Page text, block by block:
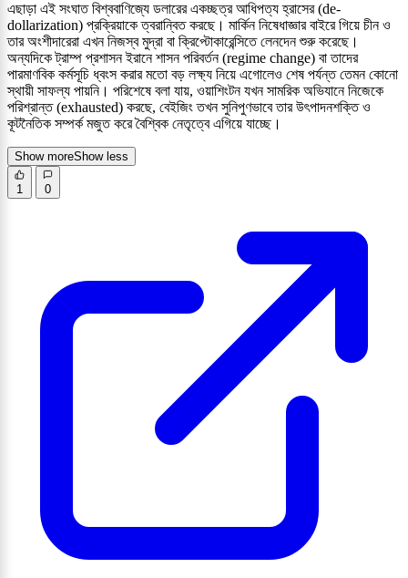
এছাড়া এই সংঘাত বিশ্ববাণিজ্যে ডলারের একচ্ছত্র আধিপত্য হ্রাসের (de-
dollarization) প্রক্রিয়াকে ত্বরান্বিত করছে। মার্কিন নিষেধাজ্ঞার বাইরে গিয়ে চীন ও
তার অংশীদারেরা এখন নিজস্ব মুদ্রা বা ক্রিপ্টোকারেন্সিতে লেনদেন শুরু করেছে।
অন্যদিকে ট্রাম্প প্রশাসন ইরানে শাসন পরিবর্তন (regime change) বা তাদের
পারমাণবিক কর্মসূচি ধ্বংস করার মতো বড় লক্ষ্য নিয়ে এগোলেও শেষ পর্যন্ত তেমন কোনো
স্থায়ী সাফল্য পায়নি। পরিশেষে বলা যায়, ওয়াশিংটন যখন সামরিক অভিযানে নিজেকে
পরিশ্রান্ত (exhausted) করছে, বেইজিং তখন সুনিপুণভাবে তার উৎপাদনশক্তি ও
কূটনৈতিক সম্পর্ক মজুত করে বৈশ্বিক নেতৃত্বে এগিয়ে যাচ্ছে।
Show moreShow less
1 0